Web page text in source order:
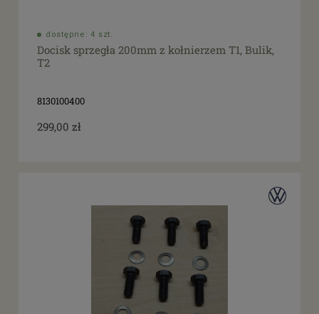
dostępne: 4 szt.
Docisk sprzegła 200mm z kołnierzem T1, Bulik,
T2
8130100400
299,00 zł